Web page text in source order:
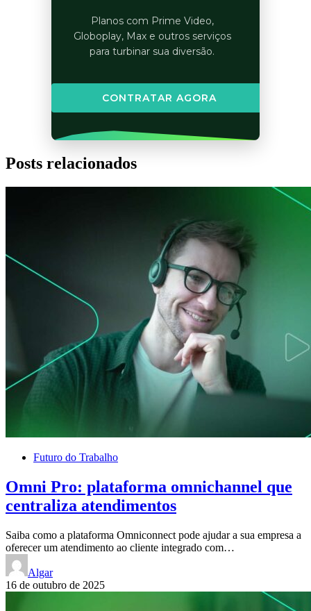
Planos com Prime Video,
Globoplay, Max e outros serviços
para turbinar sua diversão.
CONTRATAR AGORA
Posts relacionados
Futuro do Trabalho
Omni Pro: plataforma omnichannel que
centraliza atendimentos
Saiba como a plataforma Omniconnect pode ajudar a sua empresa a
oferecer um atendimento ao cliente integrado com…
Algar
16 de outubro de 2025